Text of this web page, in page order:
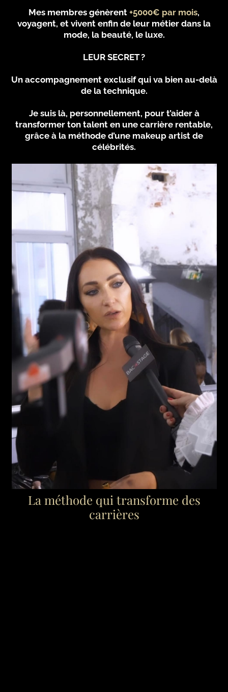
Mes membres génèrent +5000€ par mois,
voyagent, et vivent enfin de leur métier dans la
mode, la beauté, le luxe.
LEUR SECRET ?
Un accompagnement exclusif qui va bien au-delà
de la technique.
Je suis là, personnellement, pour t’aider à
transformer ton talent en une carrière rentable,
grâce à la méthode d’une makeup artist de
célébrités.
La méthode qui transforme des
carrières